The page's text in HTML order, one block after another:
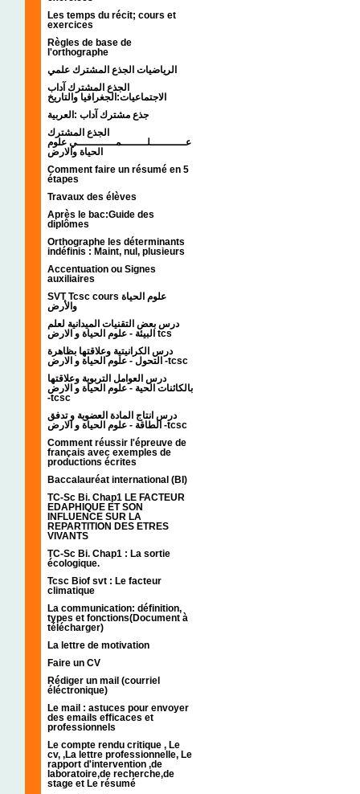
Les temps du récit; cours et
exercices
Règles de base de
l'orthographe
الرياضيات الجذع المشترك علمي
الجذع المشترك آداب
الاجتماعيات:الجغرافيا والتاريخ
جذع مشترك آداب :العربية
الجذع المشترك
عـــــــــــلــــــــمــــــــــــي علوم
الحياة والارض
Comment faire un résumé en 5
étapes
Travaux des élèves
Après le bac:Guide des
diplômes
Orthographe les déterminants
indéfinis : Maint, nul, plusieurs
Accentuation ou Signes
auxiliaires
SVT Tcsc cours علوم الحياة
والأرض
درس بعض التقنيات الميدانية لعلم
البيئة - علوم الحياة و الارض tcs
درس الكرانيتية وعلاقتها بظاهرة
التحول - علوم الحياة و الارض -tcsc
درس العوامل التربوية وعلاقتها
بالكائنات الحية - علوم الحياة و الارض
-tcsc
درس انتاج المادة العضوية و تدفق
الطاقة - علوم الحياة و الارض -tcsc
Comment réussir l'épreuve de
français avec exemples de
productions écrites
Baccalauréat international (BI)
TC-Sc Bi. Chap1 LE FACTEUR
EDAPHIQUE ET SON
INFLUENCE SUR LA
REPARTITION DES ETRES
VIVANTS
TC-Sc Bi. Chap1 : La sortie
écologique.
Tcsc Biof svt : Le facteur
climatique
La communication: définition,
types et fonctions(Document à
télécharger)
La lettre de motivation
Faire un CV
Rédiger un mail (courriel
éléctronique)
Le mail : astuces pour envoyer
des emails efficaces et
professionnels
Le compte rendu critique , Le
cv, ,La lettre professionnelle, Le
rapport d'intervention ,de
laboratoire,de recherche,de
stage et Le résumé